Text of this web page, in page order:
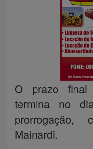
O prazo final
termina no
prorrogação,
Mainardi.